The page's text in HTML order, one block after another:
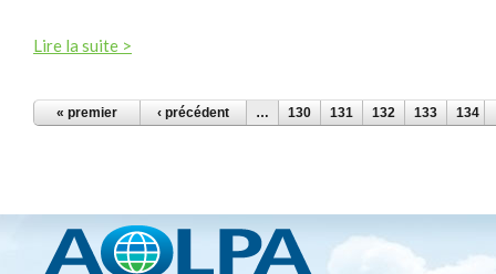
Lire la suite >
PAGES
« premier ‹ précédent … 130 131 132 133 134